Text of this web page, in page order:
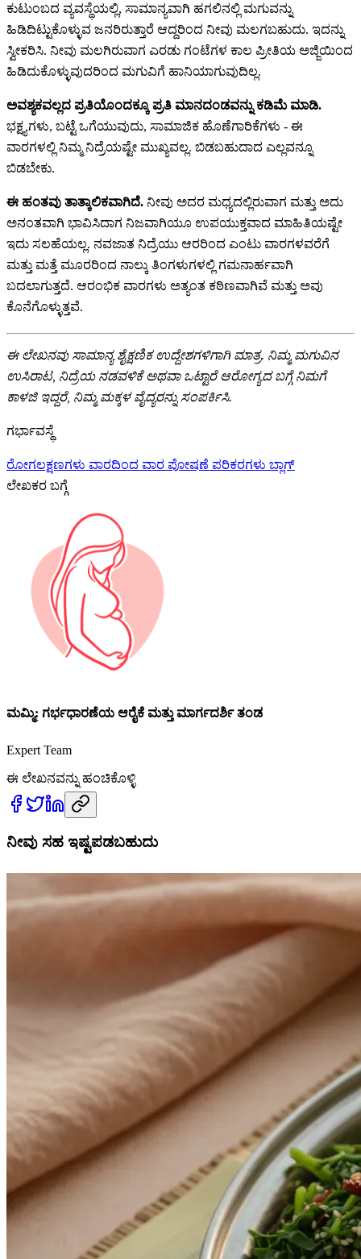
ಕುಟುಂಬದ ವ್ಯವಸ್ಥೆಯಲ್ಲಿ, ಸಾಮಾನ್ಯವಾಗಿ ಹಗಲಿನಲ್ಲಿ ಮಗುವನ್ನು
ಹಿಡಿದಿಟ್ಟುಕೊಳ್ಳುವ ಜನರಿರುತ್ತಾರೆ ಆದ್ದರಿಂದ ನೀವು ಮಲಗಬಹುದು. ಇದನ್ನು
ಸ್ವೀಕರಿಸಿ. ನೀವು ಮಲಗಿರುವಾಗ ಎರಡು ಗಂಟೆಗಳ ಕಾಲ ಪ್ರೀತಿಯ ಅಜ್ಜಿಯಿಂದ
ಹಿಡಿದುಕೊಳ್ಳುವುದರಿಂದ ಮಗುವಿಗೆ ಹಾನಿಯಾಗುವುದಿಲ್ಲ.
ಅವಶ್ಯಕವಲ್ಲದ ಪ್ರತಿಯೊಂದಕ್ಕೂ ಪ್ರತಿ ಮಾನದಂಡವನ್ನು ಕಡಿಮೆ ಮಾಡಿ.
ಭಕ್ಷ್ಯಗಳು, ಬಟ್ಟೆ ಒಗೆಯುವುದು, ಸಾಮಾಜಿಕ ಹೊಣೆಗಾರಿಕೆಗಳು - ಈ
ವಾರಗಳಲ್ಲಿ ನಿಮ್ಮ ನಿದ್ರೆಯಷ್ಟೇ ಮುಖ್ಯವಲ್ಲ. ಬಿಡಬಹುದಾದ ಎಲ್ಲವನ್ನೂ
ಬಿಡಬೇಕು.
ಈ ಹಂತವು ತಾತ್ಕಾಲಿಕವಾಗಿದೆ. ನೀವು ಅದರ ಮಧ್ಯದಲ್ಲಿರುವಾಗ ಮತ್ತು ಅದು
ಅನಂತವಾಗಿ ಭಾವಿಸಿದಾಗ ನಿಜವಾಗಿಯೂ ಉಪಯುಕ್ತವಾದ ಮಾಹಿತಿಯಷ್ಟೇ
ಇದು ಸಲಹೆಯಲ್ಲ. ನವಜಾತ ನಿದ್ರೆಯು ಆರರಿಂದ ಎಂಟು ವಾರಗಳವರೆಗೆ
ಮತ್ತು ಮತ್ತೆ ಮೂರರಿಂದ ನಾಲ್ಕು ತಿಂಗಳುಗಳಲ್ಲಿ ಗಮನಾರ್ಹವಾಗಿ
ಬದಲಾಗುತ್ತದೆ. ಆರಂಭಿಕ ವಾರಗಳು ಅತ್ಯಂತ ಕಠಿಣವಾಗಿವೆ ಮತ್ತು ಅವು
ಕೊನೆಗೊಳ್ಳುತ್ತವೆ.
ಈ ಲೇಖನವು ಸಾಮಾನ್ಯ ಶೈಕ್ಷಣಿಕ ಉದ್ದೇಶಗಳಿಗಾಗಿ ಮಾತ್ರ. ನಿಮ್ಮ ಮಗುವಿನ
ಉಸಿರಾಟ, ನಿದ್ರೆಯ ನಡವಳಿಕೆ ಅಥವಾ ಒಟ್ಟಾರೆ ಆರೋಗ್ಯದ ಬಗ್ಗೆ ನಿಮಗೆ
ಕಾಳಜಿ ಇದ್ದರೆ, ನಿಮ್ಮ ಮಕ್ಕಳ ವೈದ್ಯರನ್ನು ಸಂಪರ್ಕಿಸಿ.
ಗರ್ಭಾವಸ್ಥೆ
ರೋಗಲಕ್ಷಣಗಳು ವಾರದಿಂದ ವಾರ ಪೋಷಣೆ ಪರಿಕರಗಳು ಬ್ಲಾಗ್
ಲೇಖಕರ ಬಗ್ಗೆ
ಮಮ್ಮಿ: ಗರ್ಭಧಾರಣೆಯ ಆರೈಕೆ ಮತ್ತು ಮಾರ್ಗದರ್ಶಿ ತಂಡ
Expert Team
ಈ ಲೇಖನವನ್ನು ಹಂಚಿಕೊಳ್ಳಿ
ನೀವು ಸಹ ಇಷ್ಟಪಡಬಹುದು